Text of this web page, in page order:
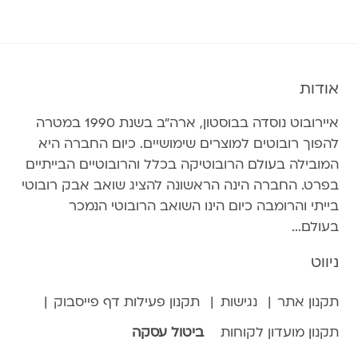
אודות
איירובוט נוסדה בבוסטון, ארה״ב בשנת 1990 במטרה
להפוך רובוטים למוצרים שימושיים. כיום החברה היא
המובילה בעולם הרובוטיקה בכלל והרובוטיים הבייתיים
בפרט. החברה הינה הראשונה להציג שואב אבק רובוטי
בייתי והרומבה כיום הינו השואב הרובוטי הנמכר
בעולם...
ניווט
תקנון אתר נגישות
תקנון פעילות דף פייסבוק
תקנון מועדון לקוחות
ביטול עסקה